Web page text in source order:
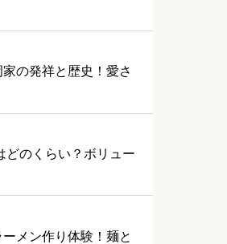
の発祥と歴史！愛さ
どのくらい？ボリュー
メン作り体験！麺と